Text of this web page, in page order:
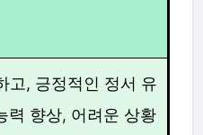
고, 긍정적인 정서 유
력 향상, 어려운 상황